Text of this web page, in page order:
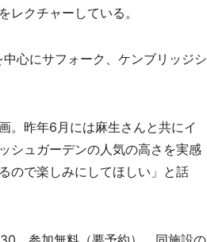
クチャーしている。
心にサフォーク、ケンブリッジシ
。昨年6月には麻生さんと共にイ
シュガーデンの人気の高さを実感
ので楽しみにしてほしい」と話